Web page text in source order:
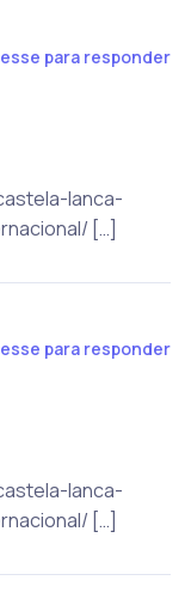
para responder
lanca-
[…]
para responder
lanca-
[…]